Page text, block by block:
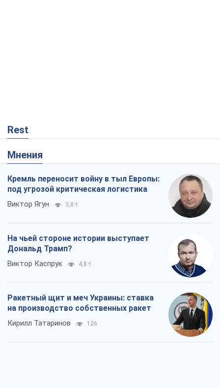
Rest
Мнения
Кремль переносит войну в тыл Европы:
под угрозой критическая логистика
Виктор Ягун 3,8 т.
На чьей стороне истории выступает
Дональд Трамп?
Виктор Каспрук 4,8 т.
Ракетный щит и меч Украины: ставка
на производство собственных ракет
Кирилл Татаринов 126